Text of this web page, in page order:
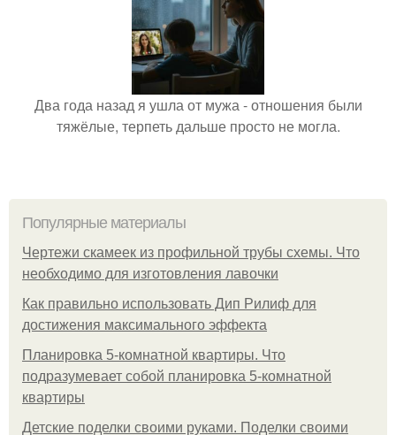
Два года назад я ушла от мужа - отношения были
тяжёлые, терпеть дальше просто не могла.
Популярные материалы
Чертежи скамеек из профильной трубы схемы. Что
необходимо для изготовления лавочки
Как правильно использовать Дип Рилиф для
достижения максимального эффекта
Планировка 5-комнатной квартиры. Что
подразумевает собой планировка 5-комнатной
квартиры
Детские поделки своими руками. Поделки своими